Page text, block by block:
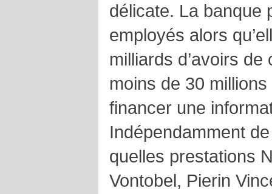
délicate. La banque
employés alors
milliards d’avoirs
moins de 30
financer une
Indépendamment
quelles prestations
Vontobel, Pierin